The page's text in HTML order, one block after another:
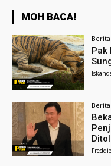
MOH BACA!
Berita
Pak
Berita